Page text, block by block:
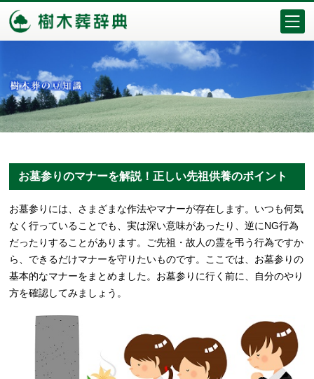
お墓参りのマナーを解説！正しい先祖供養のポイント
お墓参りには、さまざまな作法やマナーが存在します。いつも何気
なく行っていることでも、実は深い意味があったり、逆にNG行為
だったりすることがあります。ご先祖・故人の霊を弔う行為ですか
ら、できるだけマナーを守りたいものです。ここでは、お墓参りの
基本的なマナーをまとめました。お墓参りに行く前に、自分のやり
方を確認してみましょう。